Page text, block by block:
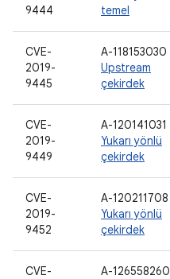
9444
temel
CVE-
2019-
9445
A-118153030
Upstream
çekirdek
CVE-
2019-
9449
A-120141031
Yukarı yönlü
çekirdek
CVE-
2019-
9452
A-120211708
Yukarı yönlü
çekirdek
CVE-
A-126558260